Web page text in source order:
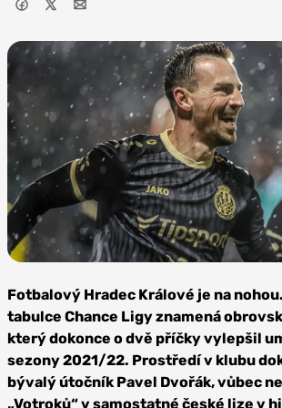
Hradec
Králové
Fotbalový Hradec Králové je na
tabulce Chance Ligy znamená
který dokonce o dvě příčky vylepšil
sezony 2021/22. Prostředí v klubu
bývalý útočník Pavel Dvořák, vůbec
„Votroků“ v samostatné české lize v